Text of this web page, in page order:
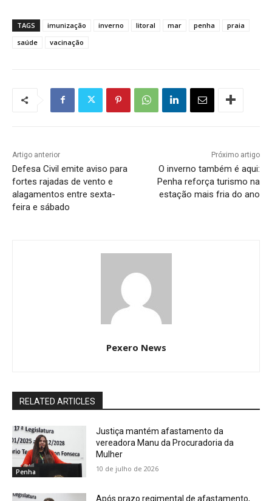
TAGS imunização inverno litoral mar penha
praia
saúde
vacinação
Artigo anterior
Defesa Civil emite aviso para
fortes rajadas de vento e
alagamentos entre sexta-
feira e sábado
Próximo artigo
O inverno também é aqui:
Penha reforça turismo na
estação mais fria do ano
Pexero News
RELATED ARTICLES
Penha
Justiça mantém afastamento da
vereadora Manu da Procuradoria da
Mulher
10 de julho de 2026
Após prazo regimental de afastamento,